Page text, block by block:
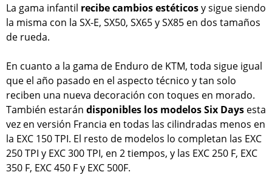
La gama infantil recibe cambios estéticosy sigue siendo
la misma con la SX-E, SX50, SX65 y SX85 en dos tamaños
de rueda.
En cuanto a la gama de Enduro de KTM, toda sigue igual
que el año pasado en el aspecto técnico y tan solo
reciben una nueva decoración con toques en morado.
También estarán disponibles los modelos Six Days esta
vez en versión Francia en todas las cilindradas menos en
la EXC 150 TPI. El resto de modelos lo completan las EXC
250 TPI y EXC 300 TPI, en 2 tiempos, y las EXC 250 F, EXC
350 F, EXC 450 F y EXC 500F.